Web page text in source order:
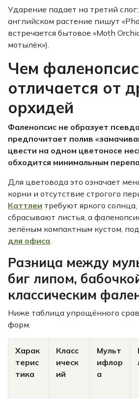
Ударение падает на третий
английском растение пишут
встречается бытовое «Moth
мотылёк»).
Чем фаленопсис
отличается от
орхидей
Фаленопсис не образует
предпочитает полив
цвести на одном цветоносе
обходится минимальным
Для цветовода это означает
корни и отсутствие строгого
Каттлеи требуют яркого солнца,
сбрасывают листья, а
зелёным компактным кустом,
для офиса.
Разница между
биг липом,
классическим
Ниже таблица упрощённого
форм.
Харак
терис
тика
Класс
ическ
ий
Мульт
ифлор
а